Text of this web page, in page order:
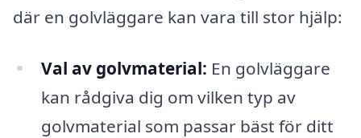
där en golvläggare kan vara till stor hjälp:
Val av golvmaterial: En golvläggare
kan rådgiva dig om vilken typ av
golvmaterial som passar bäst för ditt